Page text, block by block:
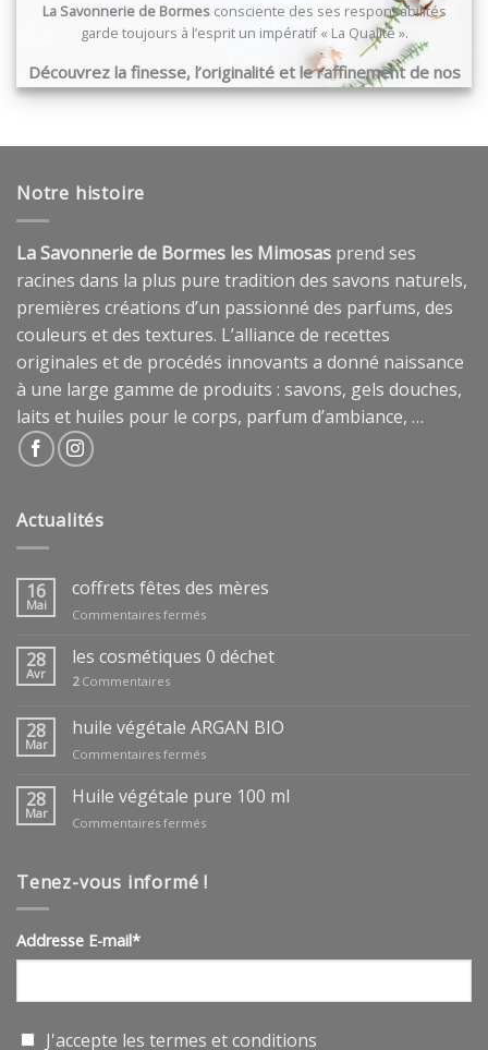
La Savonnerie de Bormesconsciente des ses responsabilités
garde toujours à l’esprit un impératif « La Qualité ».
Découvrez la finesse, l’originalité et le raffinement de nos
produits …
Notre histoire
La Savonnerie de Bormes les Mimosas prend ses
racines dans la plus pure tradition des savons naturels,
premières créations d’un passionné des parfums, des
couleurs et des textures. L’alliance de recettes
originales et de procédés innovants a donné naissance
à une large gamme de produits : savons, gels douches,
laits et huiles pour le corps, parfum d’ambiance, …
Actualités
16
Mai
coffrets fêtes des mères
Commentaires ferméssur
fêtes
des
28
Avr
les cosmétiques 0 déchet
2Commentaires
28
Mar
huile végétale ARGAN BIO
Commentaires ferméssur
végétale
ARGAN
BIO
28
Mar
Huile végétale pure 100 ml
Commentaires ferméssur
pure
Tenez-vous informé !
Addresse E-mail*
J'accepte les termes et conditions